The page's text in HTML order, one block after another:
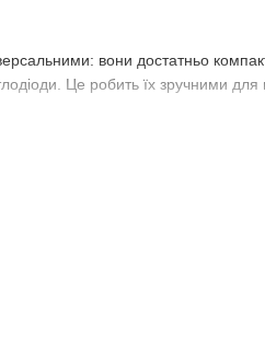
вони достатньо
Це робить їх зручними